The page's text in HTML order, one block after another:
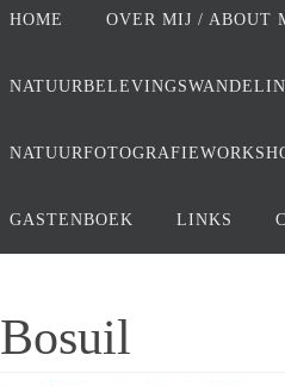
naar
deHOME OVER MIJ / ABOUT
GASTENBOEK LINKS
Bosuil